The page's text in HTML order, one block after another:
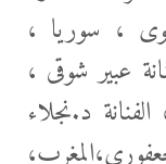
، سوريا ،
عبير شوقى ،
د.نجلاء